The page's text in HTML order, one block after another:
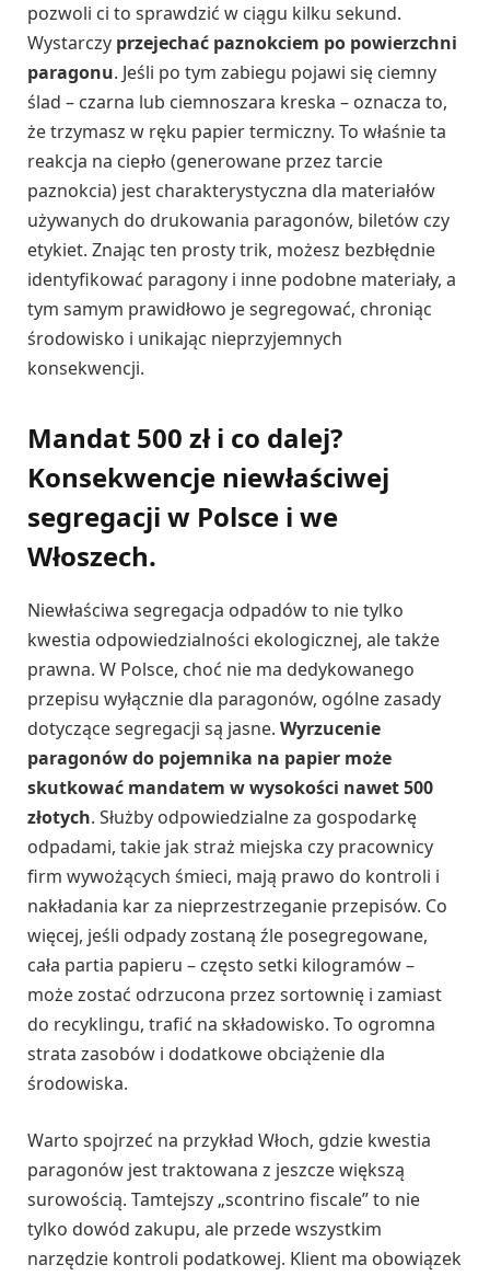
pozwoli ci to sprawdzić w ciągu kilku sekund.
Wystarczy przejechać paznokciem po powierzchni
paragonu. Jeśli po tym zabiegu pojawi się ciemny
ślad – czarna lub ciemnoszara kreska – oznacza to,
że trzymasz w ręku papier termiczny. To właśnie ta
reakcja na ciepło (generowane przez tarcie
paznokcia) jest charakterystyczna dla materiałów
używanych do drukowania paragonów, biletów czy
etykiet. Znając ten prosty trik, możesz bezbłędnie
identyfikować paragony i inne podobne materiały, a
tym samym prawidłowo je segregować, chroniąc
środowisko i unikając nieprzyjemnych
konsekwencji.
Mandat 500 zł i co dalej?
Konsekwencje niewłaściwej
segregacji w Polsce i we
Włoszech.
Niewłaściwa segregacja odpadów to nie tylko
kwestia odpowiedzialności ekologicznej, ale także
prawna. W Polsce, choć nie ma dedykowanego
przepisu wyłącznie dla paragonów, ogólne zasady
dotyczące segregacji są jasne. Wyrzucenie
paragonów do pojemnika na papier może
skutkować mandatem w wysokości nawet 500
złotych. Służby odpowiedzialne za gospodarkę
odpadami, takie jak straż miejska czy pracownicy
firm wywożących śmieci, mają prawo do kontroli i
nakładania kar za nieprzestrzeganie przepisów. Co
więcej, jeśli odpady zostaną źle posegregowane,
cała partia papieru – często setki kilogramów –
może zostać odrzucona przez sortownię i zamiast
do recyklingu, trafić na składowisko. To ogromna
strata zasobów i dodatkowe obciążenie dla
środowiska.
Warto spojrzeć na przykład Włoch, gdzie kwestia
paragonów jest traktowana z jeszcze większą
surowością. Tamtejszy „scontrino fiscale” to nie
tylko dowód zakupu, ale przede wszystkim
narzędzie kontroli podatkowej. Klient ma obowiązek